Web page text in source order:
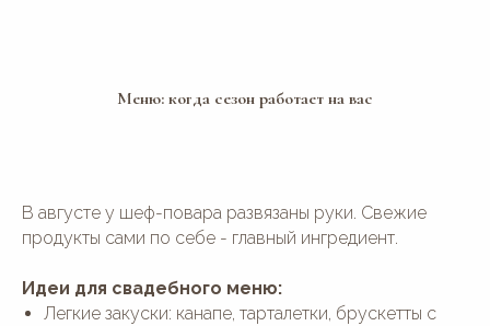
Меню: когда сезон работает на вас
В августе у шеф-повара развязаны руки. Свежие
продукты сами по себе - главный ингредиент.
Идеи для свадебного меню:
Легкие закуски: канапе, тарталетки, брускетты с